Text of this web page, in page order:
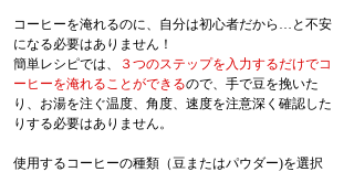
コーヒーを淹れるのに、自分は初心者だから…と不安
になる必要はありません！
簡単レシピでは、
３つのステップを入力するだけでコ
ーヒーを淹れることができるので、手で豆を挽いた
り、お湯を注ぐ温度、角度、速度を注意深く確認した
りする必要はありません。
使用するコーヒーの種類（豆またはパウダー)を選択